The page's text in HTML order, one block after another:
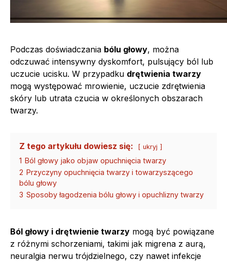
Podczas doświadczania bólu głowy, można
odczuwać intensywny dyskomfort, pulsujący ból lub
uczucie ucisku. W przypadku drętwienia twarzy
mogą występować mrowienie, uczucie zdrętwienia
skóry lub utrata czucia w określonych obszarach
twarzy.
Z tego artykułu dowiesz się: ukryj
1 Ból głowy jako objaw opuchnięcia twarzy
2 Przyczyny opuchnięcia twarzy i towarzyszącego
bólu głowy
3 Sposoby łagodzenia bólu głowy i opuchlizny twarzy
Ból głowy i drętwienie twarzy mogą być powiązane
z różnymi schorzeniami, takimi jak migrena z aurą,
neuralgia nerwu trójdzielnego, czy nawet infekcje